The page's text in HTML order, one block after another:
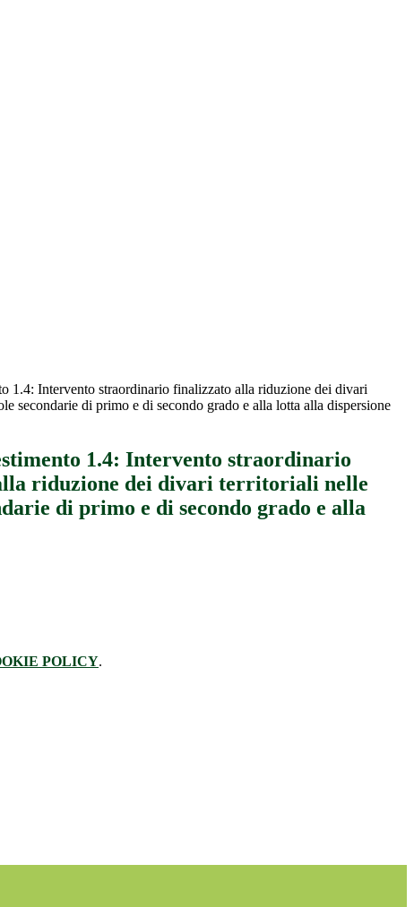
1.4: Intervento straordinario finalizzato alla riduzione dei divari
secondarie di primo e di secondo grado e alla lotta alla dispersione
1.4: Intervento straordinario
riduzione dei divari territoriali nelle
di primo e di secondo grado e alla
POLICY.